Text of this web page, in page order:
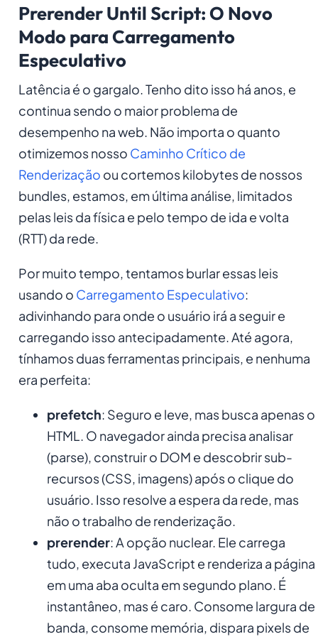
Prerender Until Script: O Novo
Modo para Carregamento
Especulativo
Latência é o gargalo. Tenho dito isso há anos, e
continua sendo o maior problema de
desempenho na web. Não importa o quanto
otimizemos nosso Caminho Crítico de
Renderização ou cortemos kilobytes de nossos
bundles, estamos, em última análise, limitados
pelas leis da física e pelo tempo de ida e volta
(RTT) da rede.
Por muito tempo, tentamos burlar essas leis
usando o Carregamento Especulativo:
adivinhando para onde o usuário irá a seguir e
carregando isso antecipadamente. Até agora,
tínhamos duas ferramentas principais, e nenhuma
era perfeita:
prefetch: Seguro e leve, mas busca apenas o
HTML. O navegador ainda precisa analisar
(parse), construir o DOM e descobrir sub-
recursos (CSS, imagens) após o clique do
usuário. Isso resolve a espera da rede, mas
não o trabalho de renderização.
prerender: A opção nuclear. Ele carrega
tudo, executa JavaScript e renderiza a página
em uma aba oculta em segundo plano. É
instantâneo, mas é caro. Consome largura de
banda, consome memória, dispara pixels de